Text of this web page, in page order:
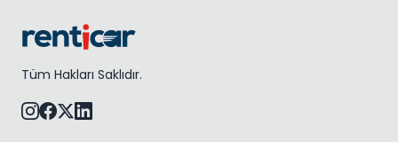
Tüm Hakları Saklıdır.